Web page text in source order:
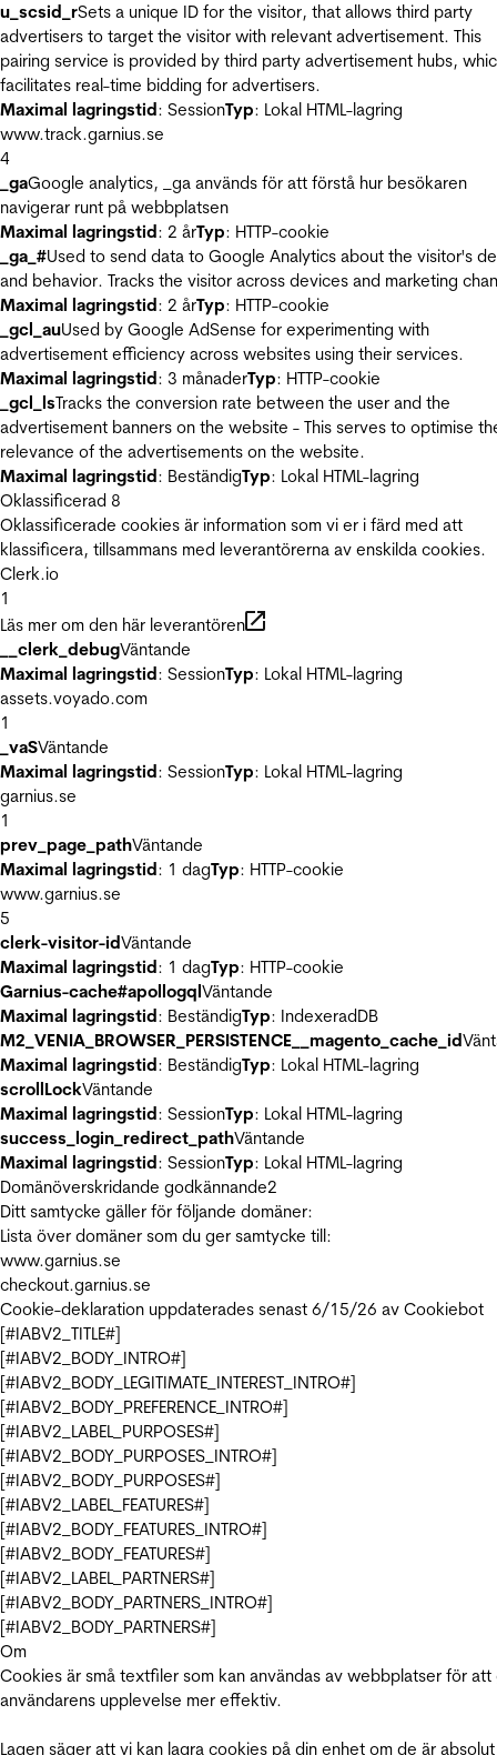
u_scsid_rSets a unique ID for the visitor, that allows third party
advertisers to target the visitor with relevant advertisement. This
pairing service is provided by third party advertisement hubs,
facilitates real-time bidding for advertisers.
Maximal lagringstid: SessionTyp: Lokal HTML-lagring
www.track.garnius.se
4
_gaGoogle analytics, _ga används för att förstå hur besökaren
navigerar runt på webbplatsen
Maximal lagringstid: 2 årTyp: HTTP-cookie
_ga_#Used to send data to Google Analytics about the visitor's
and behavior. Tracks the visitor across devices and marketing
Maximal lagringstid: 2 årTyp: HTTP-cookie
_gcl_auUsed by Google AdSense for experimenting with
advertisement efficiency across websites using their services.
Maximal lagringstid: 3 månaderTyp: HTTP-cookie
_gcl_lsTracks the conversion rate between the user and the
advertisement banners on the website - This serves to optimise
relevance of the advertisements on the website.
Maximal lagringstid: BeständigTyp: Lokal HTML-lagring
Oklassificerad 8
Oklassificerade cookies är information som vi er i färd med att
klassificera, tillsammans med leverantörerna av enskilda cookies.
Clerk.io
1
Läs mer om den här leverantören
__clerk_debugVäntande
Maximal lagringstid: SessionTyp: Lokal HTML-lagring
assets.voyado.com
1
_vaSVäntande
Maximal lagringstid: SessionTyp: Lokal HTML-lagring
garnius.se
1
prev_page_pathVäntande
Maximal lagringstid: 1 dagTyp: HTTP-cookie
www.garnius.se
5
clerk-visitor-idVäntande
Maximal lagringstid: 1 dagTyp: HTTP-cookie
Garnius-cache#apollogqlVäntande
Maximal lagringstid: BeständigTyp: IndexeradDB
M2_VENIA_BROWSER_PERSISTENCE__magento_cache_id
Maximal lagringstid: BeständigTyp: Lokal HTML-lagring
scrollLockVäntande
Maximal lagringstid: SessionTyp: Lokal HTML-lagring
success_login_redirect_pathVäntande
Maximal lagringstid: SessionTyp: Lokal HTML-lagring
Domänöverskridande godkännande2
Ditt samtycke gäller för följande domäner:
Lista över domäner som du ger samtycke till:
www.garnius.se
checkout.garnius.se
Cookie-deklaration uppdaterades senast 6/15/26 av Cookiebot
[#IABV2_TITLE#]
[#IABV2_BODY_INTRO#]
[#IABV2_BODY_LEGITIMATE_INTEREST_INTRO#]
[#IABV2_BODY_PREFERENCE_INTRO#]
[#IABV2_LABEL_PURPOSES#]
[#IABV2_BODY_PURPOSES_INTRO#]
[#IABV2_BODY_PURPOSES#]
[#IABV2_LABEL_FEATURES#]
[#IABV2_BODY_FEATURES_INTRO#]
[#IABV2_BODY_FEATURES#]
[#IABV2_LABEL_PARTNERS#]
[#IABV2_BODY_PARTNERS_INTRO#]
[#IABV2_BODY_PARTNERS#]
Om
Cookies är små textfiler som kan användas av webbplatser för att
användarens upplevelse mer effektiv.
Lagen säger att vi kan lagra cookies på din enhet om de är absolut